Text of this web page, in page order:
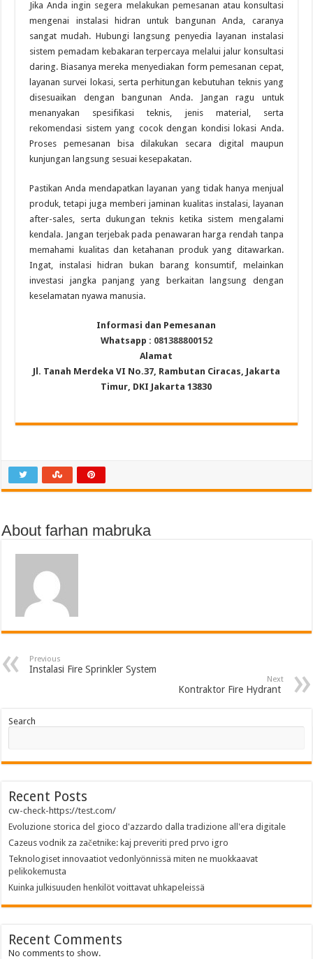
Jika Anda ingin segera melakukan pemesanan atau konsultasi
mengenai instalasi hidran untuk bangunan Anda, caranya
sangat mudah. Hubungi langsung penyedia layanan instalasi
sistem pemadam kebakaran terpercaya melalui jalur konsultasi
daring. Biasanya mereka menyediakan form pemesanan cepat,
layanan survei lokasi, serta perhitungan kebutuhan teknis yang
disesuaikan dengan bangunan Anda. Jangan ragu untuk
menanyakan spesifikasi teknis, jenis material, serta
rekomendasi sistem yang cocok dengan kondisi lokasi Anda.
Proses pemesanan bisa dilakukan secara digital maupun
kunjungan langsung sesuai kesepakatan.
Pastikan Anda mendapatkan layanan yang tidak hanya menjual
produk, tetapi juga memberi jaminan kualitas instalasi, layanan
after-sales, serta dukungan teknis ketika sistem mengalami
kendala. Jangan terjebak pada penawaran harga rendah tanpa
memahami kualitas dan ketahanan produk yang ditawarkan.
Ingat, instalasi hidran bukan barang konsumtif, melainkan
investasi jangka panjang yang berkaitan langsung dengan
keselamatan nyawa manusia.
Informasi dan Pemesanan
Whatsapp : 081388800152
Alamat
Jl. Tanah Merdeka VI No.37, Rambutan Ciracas, Jakarta
Timur, DKI Jakarta 13830
About farhan mabruka
Previous
Instalasi Fire Sprinkler System
Next
Kontraktor Fire Hydrant
Search
Recent Posts
cw-check-https://test.com/
Evoluzione storica del gioco d'azzardo dalla tradizione all'era digitale
Cazeus vodnik za začetnike: kaj preveriti pred prvo igro
Teknologiset innovaatiot vedonlyönnissä miten ne muokkaavat
pelikokemusta
Kuinka julkisuuden henkilöt voittavat uhkapeleissä
Recent Comments
No comments to show.